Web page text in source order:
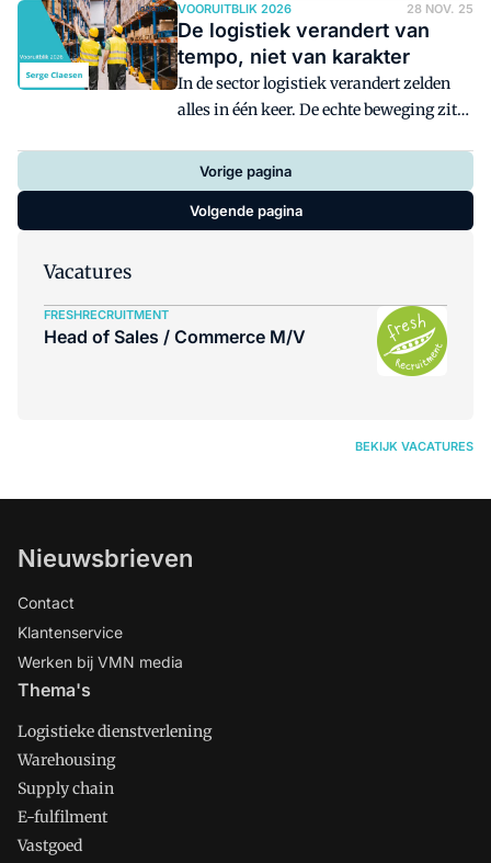
stijgingen van alle jaren zijn.
Brandstofprijzen schommelen en lonen
bewegen mee met de economie. De
sector staat in 2026 voor een trendbreuk.
VOORUITBLIK 2026 28 NOV. 25
De logistiek verandert van
tempo, niet van karakter
In de sector logistiek verandert zelden
alles in één keer. De echte beweging zit
subtiele veranderingen vallen mij de
laatste tijd meer op dan daarvoor.
Vorige pagina
Volgende pagina
Vacatures
FRESHRECRUITMENT
Head of Sales / Commerce M/V
BEKIJK VACATURES
Nieuwsbrieven
Contact
Klantenservice
Werken bij VMN media
Thema's
Logistieke dienstverlening
Warehousing
Supply chain
E-fulfilment
Vastgoed